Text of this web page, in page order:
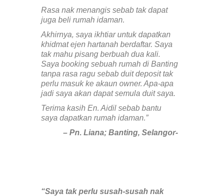
Rasa nak menangis sebab tak dapat
juga beli rumah idaman.
Akhirnya, saya ikhtiar untuk dapatkan
khidmat ejen hartanah berdaftar. Saya
tak mahu pisang berbuah dua kali.
Saya booking sebuah rumah di Banting
tanpa rasa ragu sebab duit deposit tak
perlu masuk ke akaun owner. Apa-apa
jadi saya akan dapat semula duit saya.
Terima kasih En. Aidil sebab bantu
saya dapatkan rumah idaman.”
– Pn. Liana; Banting, Selangor-
“Saya tak perlu susah-susah nak